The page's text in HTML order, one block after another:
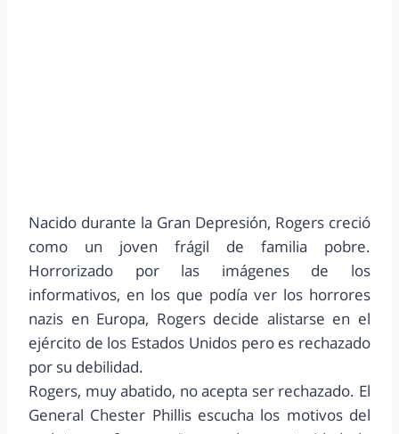
Nacido durante la Gran Depresión, Rogers creció
como un joven frágil de familia pobre.
Horrorizado por las imágenes de los
informativos, en los que podía ver los horrores
nazis en Europa, Rogers decide alistarse en el
ejército de los Estados Unidos pero es rechazado
por su debilidad.
Rogers, muy abatido, no acepta ser rechazado. El
General Chester Phillis escucha los motivos del